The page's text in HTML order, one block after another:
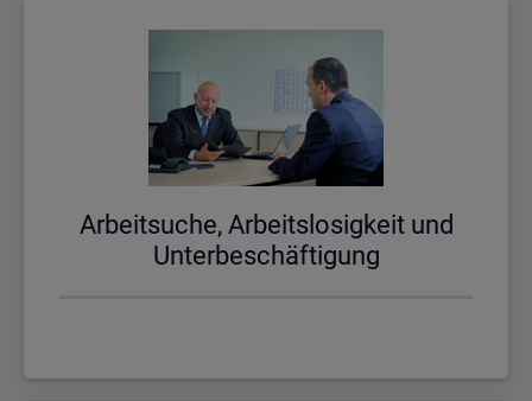
Ar­beit­su­che, Ar­beits­lo­sig­keit und
Un­ter­be­schäf­ti­gung